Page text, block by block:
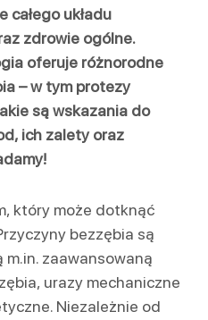
układu
zdrowie ogólne.
oferuje różnorodne
– w tym protezy
są wskazania do
ich zalety oraz
który może dotknąć
bezzębia są
zaawansowaną
urazy mechaniczne
Niezależnie od